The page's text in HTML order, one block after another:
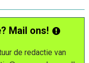
Mail ons!
de redactie van